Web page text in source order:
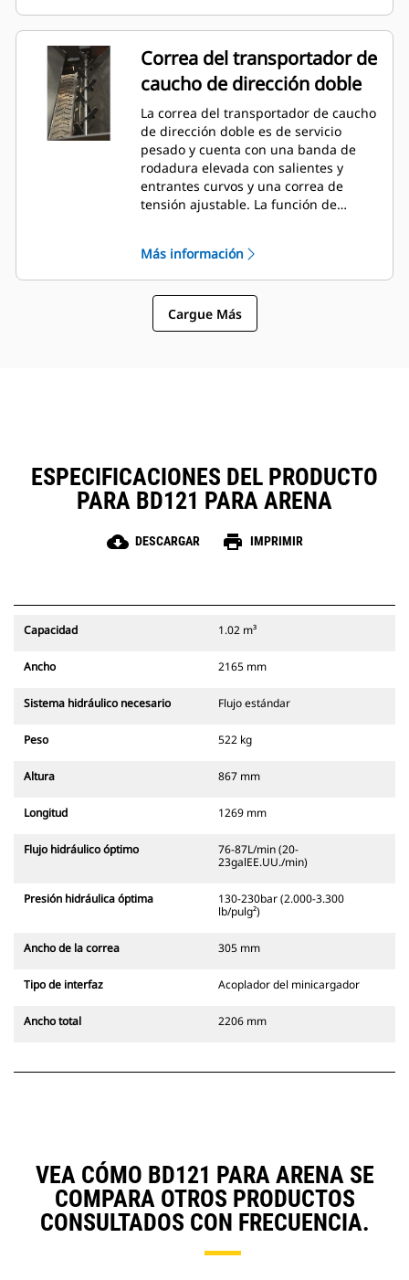
Correa del transportador de
caucho de dirección doble
La correa del transportador de caucho
de dirección doble es de servicio
pesado y cuenta con una banda de
rodadura elevada con salientes y
entrantes curvos y una correa de
tensión ajustable. La función de
de realizar maniobras incómodas en
áreas estrechas.
Más información
Cargue Más
ESPECIFICACIONES DEL PRODUCTO
PARA BD121 PARA ARENA
cloud_download DESCARGAR print IMPRIMIR
Capacidad 1.02 m³
Ancho 2165 mm
Sistema hidráulico necesario Flujo estándar
Peso 522 kg
Altura 867 mm
Longitud 1269 mm
Flujo hidráulico óptimo
76-87L/min (20-
23galEE.UU./min)
Presión hidráulica óptima
130-230bar (2.000-3.300
lb/pulg²)
Ancho de la correa 305 mm
Tipo de interfaz Acoplador del minicargador
Ancho total 2206 mm
VEA CÓMO BD121 PARA ARENA SE
COMPARA OTROS PRODUCTOS
CONSULTADOS CON FRECUENCIA.